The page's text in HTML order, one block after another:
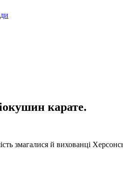
карате.
змагалися й вихованці